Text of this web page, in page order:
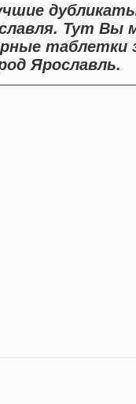
Тут Вы
таблетки
Ярославль.